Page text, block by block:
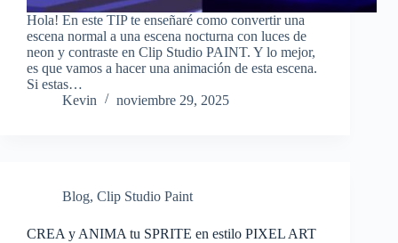
Hola! En este TIP te enseñaré como convertir una
escena normal a una escena nocturna con luces de
neon y contraste en Clip Studio PAINT. Y lo mejor,
es que vamos a hacer una animación de esta escena.
Si estas…
Kevin
noviembre 29, 2025
Blog, Clip Studio Paint
CREA y ANIMA tu SPRITE en estilo PIXEL ART